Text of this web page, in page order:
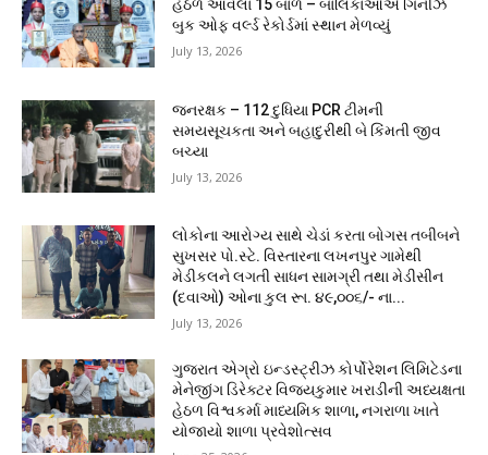
હેઠળ આવેલાં 15 બાળ – બાલિકાઓએ ગિનીઝ
બુક ઓફ વર્લ્ડ રેકોર્ડમાં સ્થાન મેળવ્યું
July 13, 2026
જનરક્ષક – 112 દુધિયા PCR ટીમની
સમયસૂચકતા અને બહાદુરીથી બે કિંમતી જીવ
બચ્યા
July 13, 2026
લોકોના આરોગ્ય સાથે ચેડાં કરતા બોગસ તબીબને
સુખસર પો.સ્ટે. વિસ્તારના લખનપુર ગામેથી
મેડીકલને લગતી સાધન સામગ્રી તથા મેડીસીન
(દવાઓ) ઓના કુલ રૂા. ૪૯,૦૦૬/- ના...
July 13, 2026
ગુજરાત એગ્રો ઇન્ડસ્ટ્રીઝ કોર્પોરેશન લિમિટેડના
મેનેજીંગ ડિરેક્ટર વિજયકુમાર ખરાડીની અધ્યક્ષતા
હેઠળ વિશ્વકર્મા માધ્યમિક શાળા, નગરાળા ખાતે
યોજાયો શાળા પ્રવેશોત્સવ